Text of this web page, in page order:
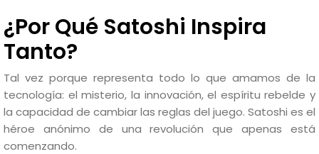
¿Por Qué Satoshi Inspira
Tanto?
Tal vez porque representa todo lo que amamos de la
tecnología: el misterio, la innovación, el espíritu rebelde y
la capacidad de cambiar las reglas del juego. Satoshi es el
héroe anónimo de una revolución que apenas está
comenzando.